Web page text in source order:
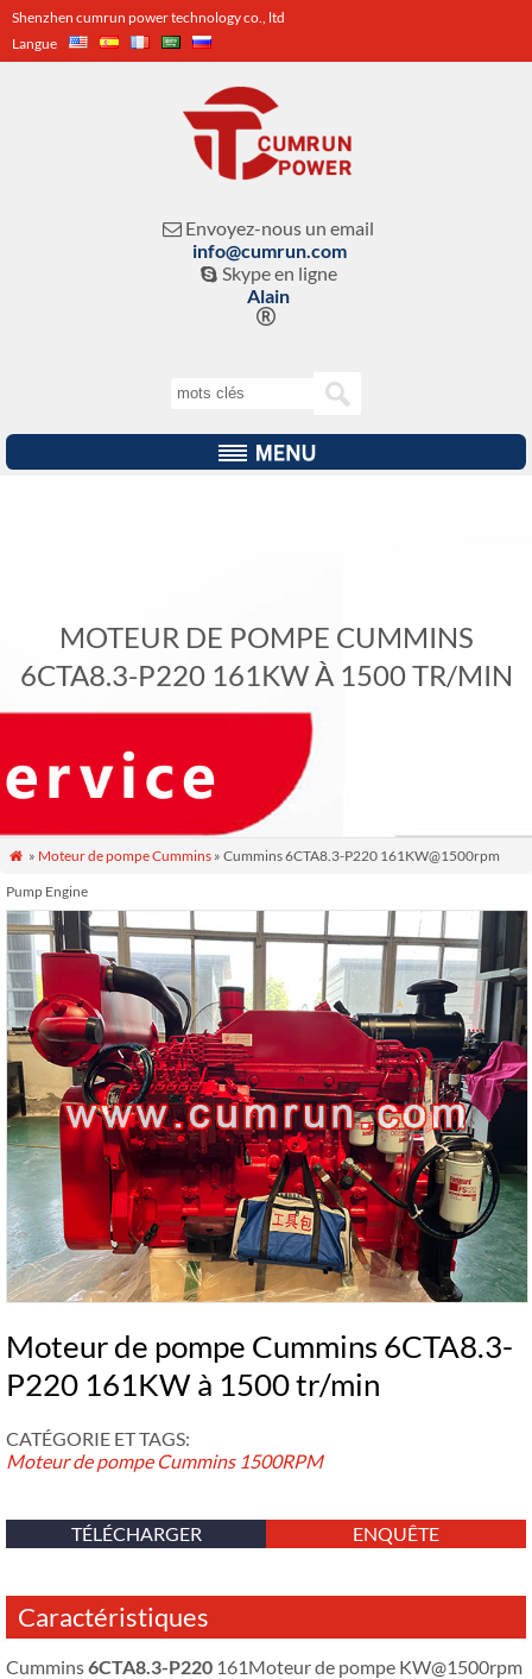
Shenzhen cumrun power technology co., ltd
Langue
 Envoyez-nous un email
info@cumrun.com
 Skype en ligne
Alain

MOTEUR DE POMPE CUMMINS
6CTA8.3-P220 161KW À 1500 TR/MIN
 » Moteur de pompe Cummins » Cummins 6CTA8.3-P220 161KW@1500rpm
Pump Engine
Moteur de pompe Cummins 6CTA8.3-
P220 161KW à 1500 tr/min
CATÉGORIE ET ​​TAGS:
Moteur de pompe Cummins 1500RPM
TÉLÉCHARGER ENQUÊTE
Caractéristiques
Cummins6CTA8.3-P220 161Moteur de pompe KW@1500rpm